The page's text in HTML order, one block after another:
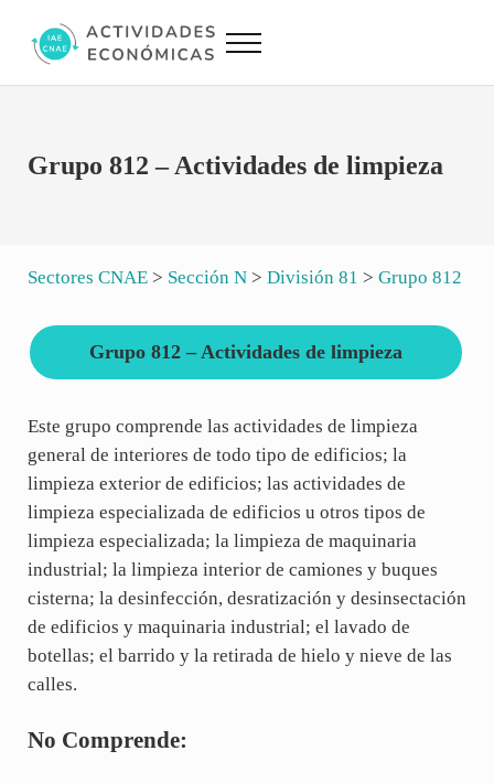
Actividades Económicas IAE CNAE
Menu
Grupo 812 – Actividades de limpieza
Sectores CNAE> Sección N> División 81 > Grupo 812
Grupo 812 – Actividades de limpieza
Este grupo comprende las actividades de limpieza
general de interiores de todo tipo de edificios; la
limpieza exterior de edificios; las actividades de
limpieza especializada de edificios u otros tipos de
limpieza especializada; la limpieza de maquinaria
industrial; la limpieza interior de camiones y buques
cisterna; la desinfección, desratización y desinsectación
de edificios y maquinaria industrial; el lavado de
botellas; el barrido y la retirada de hielo y nieve de las
calles.
No Comprende: